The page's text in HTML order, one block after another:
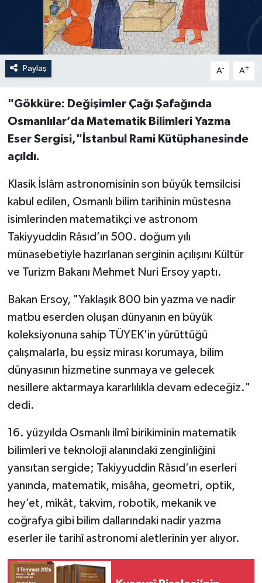
Paylaş A- A+
"Gökküre: Değişimler Çağı Şafağında
Osmanlılar’da Matematik Bilimleri Yazma
Eser Sergisi,"İstanbul Rami Kütüphanesinde
açıldı.
Klasik İslâm astronomisinin son büyük temsilcisi
kabul edilen, Osmanlı bilim tarihinin müstesna
isimlerinden matematikçi ve astronom
Takiyyuddin Râsıd’ın 500. doğum yılı
münasebetiyle hazırlanan serginin açılışını Kültür
ve Turizm Bakanı Mehmet Nuri Ersoy yaptı.
Bakan Ersoy, "Yaklaşık 800 bin yazma ve nadir
matbu eserden oluşan dünyanın en büyük
koleksiyonuna sahip TÜYEK'in yürüttüğü
çalışmalarla, bu eşsiz mirası korumaya, bilim
dünyasının hizmetine sunmaya ve gelecek
nesillere aktarmaya kararlılıkla devam edeceğiz."
dedi.
16. yüzyılda Osmanlı ilmî birikiminin matematik
bilimleri ve teknoloji alanındaki zenginliğini
yansıtan sergide; Takiyyuddin Râsıd’ın eserleri
yanında, matematik, misâha, geometri, optik,
hey’et, mîkât, takvim, robotik, mekanik ve
coğrafya gibi bilim dallarındaki nadir yazma
eserler ile tarihî astronomi aletlerinin yer alıyor.